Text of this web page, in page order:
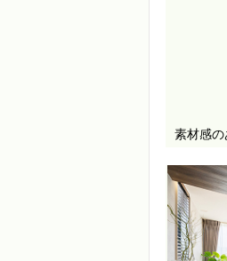
素材感